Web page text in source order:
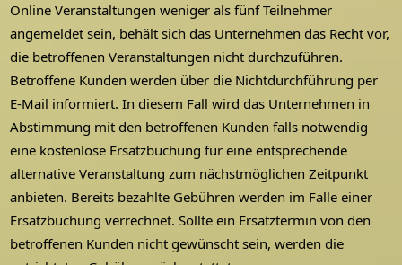
Online Veranstaltungen weniger als fünf Teilnehmer
angemeldet sein, behält sich das Unternehmen das Recht vor,
die betroffenen Veranstaltungen nicht durchzuführen.
Betroffene Kunden werden über die Nichtdurchführung per
E-Mail informiert. In diesem Fall wird das Unternehmen in
Abstimmung mit den betroffenen Kunden falls notwendig
eine kostenlose Ersatzbuchung für eine entsprechende
alternative Veranstaltung zum nächstmöglichen Zeitpunkt
anbieten. Bereits bezahlte Gebühren werden im Falle einer
Ersatzbuchung verrechnet. Sollte ein Ersatztermin von den
betroffenen Kunden nicht gewünscht sein, werden die